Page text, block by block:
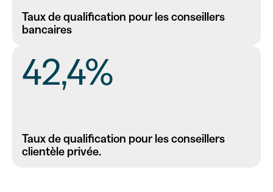
Taux de qualification pour les conseillers
bancaires
42,4%
Taux de qualification pour les conseillers
clientèle privée.